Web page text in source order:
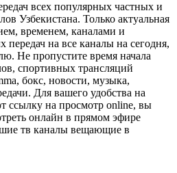
всех популярных частных и
Узбекистана. Только актуальная
временем, каналами и
передач на все каналы на сегодня,
Не пропустите время начала
спортивных трансляций
бокс, новости, музыка,
Для вашего удобства на
ссылку на просмотр online, вы
онлайн в прямом эфире
тв каналы вещающие в